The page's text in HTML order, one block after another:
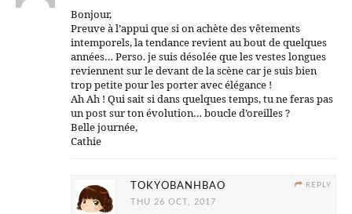
Bonjour,
Preuve à l’appui que si on achète des vêtements
intemporels, la tendance revient au bout de quelques
années… Perso. je suis désolée que les vestes longues
reviennent sur le devant de la scène car je suis bien
trop petite pour les porter avec élégance !
Ah Ah ! Qui sait si dans quelques temps, tu ne feras pas
un post sur ton évolution… boucle d’oreilles ?
Belle journée,
Cathie
REPLY
TOKYOBANHBAO
THU 26 OCT, 2017